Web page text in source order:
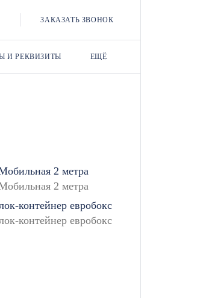
ЗАКАЗАТЬ ЗВОНОК
И РЕКВИЗИТЫ ЕЩЁ
2 метра
контейнер евробокс